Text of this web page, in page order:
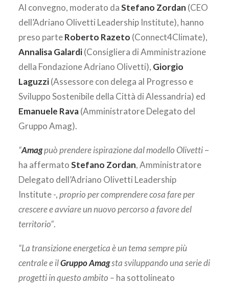
Al convegno, moderato daStefano Zordan (CEO
dell’Adriano Olivetti Leadership Institute), hanno
preso parteRoberto Razeto (Connect4Climate),
Annalisa Galardi(Consigliera di Amministrazione
della Fondazione Adriano Olivetti), Giorgio
Laguzzi(Assessore con delega al Progresso e
Sviluppo Sostenibile della Città di Alessandria) ed
Emanuele Rava(Amministratore Delegato del
Gruppo Amag).
“Amagpuò prendere ispirazione dal modello Olivetti–
ha affermatoStefano Zordan, Amministratore
Delegato dell’Adriano Olivetti Leadership
Institute -,proprio per comprendere cosa fare per
crescere e avviare un nuovo percorso a favore del
territorio”.
“La transizione energetica è un tema sempre più
centrale e ilGruppo Amagsta sviluppando una serie di
progetti in questo ambito – ha sottolineato